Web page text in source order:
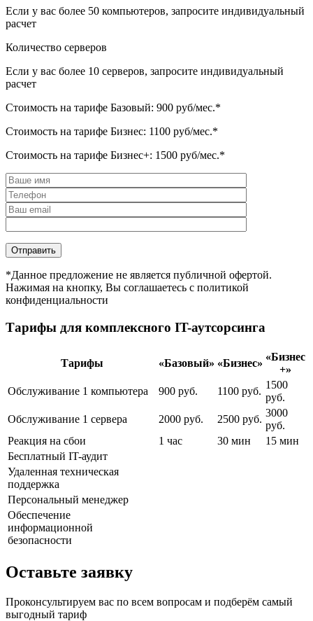
Если у вас более 50 компьютеров, запросите индивидуальный
расчет
Количество серверов
Если у вас более 10 серверов, запросите индивидуальный
расчет
Стоимость на тарифе Базовый: 900 руб/мес.*
Стоимость на тарифе Бизнес: 1100 руб/мес.*
Стоимость на тарифе Бизнес+: 1500 руб/мес.*
*Данное предложение не является публичной офертой.
Нажимая на кнопку, Вы соглашаетесь с политикой
конфиденциальности
Тарифы для комплексного IT-аутсорсинга
Тарифы «Базовый» «Бизнес»
«Бизнес
+»
Обслуживание 1 компьютера
900 руб. 1100 руб.
1500
руб.
Обслуживание 1 сервера
2000 руб. 2500 руб.
3000
руб.
Реакция на сбои
1 час 30 мин
15 мин
Бесплатный IT-аудит
Удаленная техническая
поддержка
Персональный менеджер
Обеспечение
информационной
безопасности
Оставьте заявку
Проконсультируем вас по всем вопросам и подберём самый
выгодный тариф